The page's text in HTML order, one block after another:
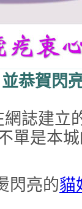
恭賀閃
網誌建立
單是本
閃亮的貓